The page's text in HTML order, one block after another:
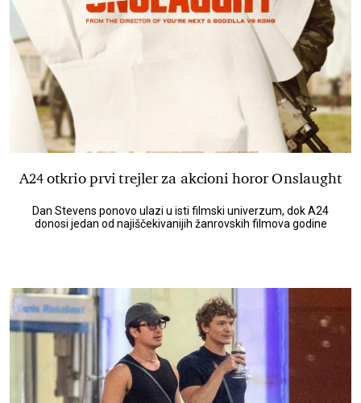
A24 otkrio prvi trejler za akcioni horor Onslaught
Dan Stevens ponovo ulazi u isti filmski univerzum, dok A24
donosi jedan od najiščekivanijih žanrovskih filmova godine